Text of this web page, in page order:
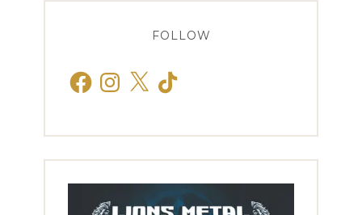
FOLLOW
FacebookInstagram
X TikTok